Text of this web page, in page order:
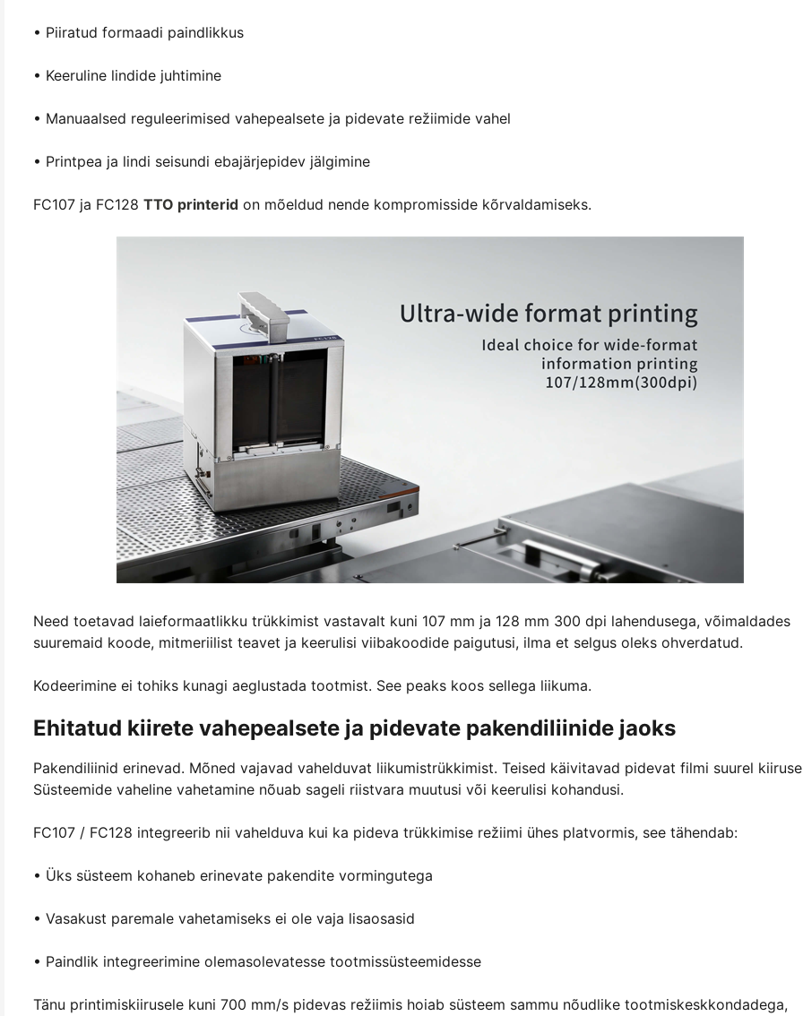
• Piiratud formaadi paindlikkus
• Keeruline lindide juhtimine
• Manuaalsed reguleerimised vahepealsete ja pidevate režiimide vahel
• Printpea ja lindi seisundi ebajärjepidev jälgimine
FC107 ja FC128 TTO printerid on mõeldud nende kompromisside kõrvaldamiseks.
Need toetavad laieformaatlikku trükkimist vastavalt kuni 107 mm ja 128 mm 300 dpi lahendusega, võimaldades
suuremaid koode, mitmeriilist teavet ja keerulisi viibakoodide paigutusi, ilma et selgus oleks ohverdatud.
Kodeerimine ei tohiks kunagi aeglustada tootmist. See peaks koos sellega liikuma.
Ehitatud kiirete vahepealsete ja pidevate pakendiliinide jaoks
Pakendiliinid erinevad. Mõned vajavad vahelduvat liikumistrükkimist. Teised käivitavad pidevat filmi suurel
Süsteemide vaheline vahetamine nõuab sageli riistvara muutusi või keerulisi kohandusi.
FC107 / FC128 integreerib nii vahelduva kui ka pideva trükkimise režiimi ühes platvormis, see tähendab:
• Üks süsteem kohaneb erinevate pakendite vormingutega
• Vasakust paremale vahetamiseks ei ole vaja lisaosasid
• Paindlik integreerimine olemasolevatesse tootmissüsteemidesse
Tänu printimiskiirusele kuni 700 mm/s pidevas režiimis hoiab süsteem sammu nõudlike tootmiskeskkondadega,